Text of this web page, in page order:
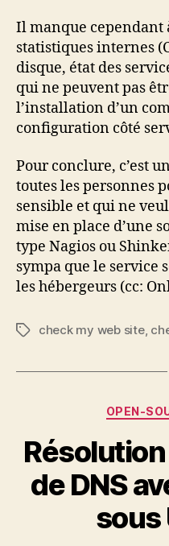
Il manque cependant
statistiques internes
disque, état des
qui ne peuvent pas
l’installation d’un
configuration côté
Pour conclure, c’est
toutes les personnes
sensible et qui ne
mise en place d’une
type Nagios ou
sympa que le service
les hébergeurs (cc:
Étiquettes
check my web site,
OPEN-
de DNS
sous